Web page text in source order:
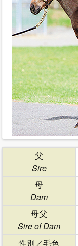
父
Sire
母
Dam
母父
Sire of Dam
性別／毛色